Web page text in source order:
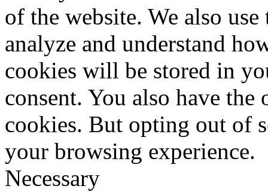
of the website. We also
analyze and understand
cookies will be stored in
consent. You also have
cookies. But opting out of
your browsing experience.
Necessary